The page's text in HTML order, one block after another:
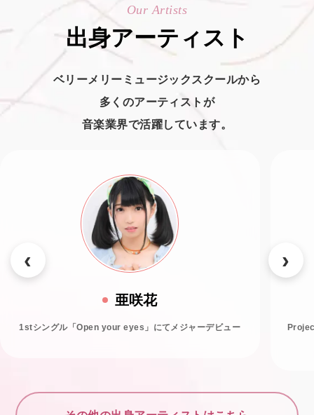
Our Artists
出身アーティスト
ベリーメリーミュージックスクールから
多くのアーティストが
音楽業界で活躍しています。
亜咲花
1stシングル「Open your eyes」にてメジャーデビュー